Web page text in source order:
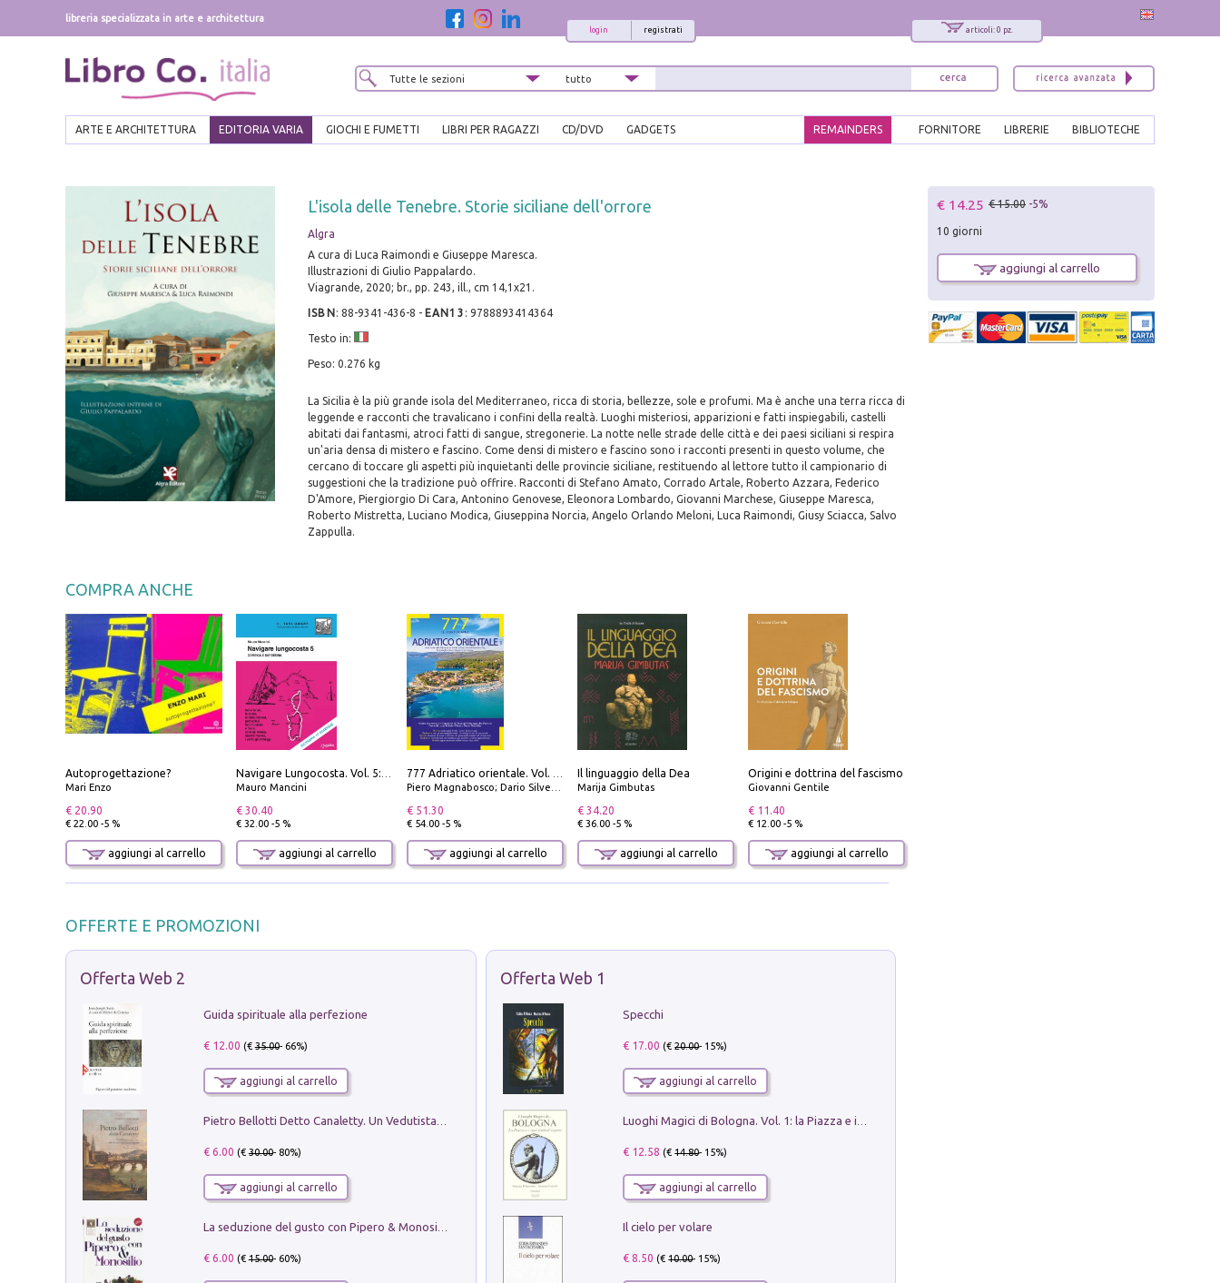
libreria specializzata in arte e architettura
articoli: 0 pz.
registrati
login
ARTE E ARCHITETTURA EDITORIA VARIA GIOCHI E FUMETTI LIBRI PER RAGAZZI CD/DVD GADGETS BIBLIOTECHE
LIBRERIE
FORNITORE
REMAINDERS
L'isola delle Tenebre. Storie siciliane dell'orrore
Algra
A cura di Luca Raimondi e Giuseppe Maresca.
Illustrazioni di Giulio Pappalardo.
Viagrande, 2020; br., pp. 243, ill., cm 14,1x21.
ISBN : 88-9341-436-8 - EAN13 : 9788893414364
Testo in:
Peso: 0.276 kg
La Sicilia è la più grande isola del Mediterraneo, ricca di storia, bellezze, sole e profumi. Ma è anche una terra ricca di
leggende e racconti che travalicano i confini della realtà. Luoghi misteriosi, apparizioni e fatti inspiegabili, castelli
abitati dai fantasmi, atroci fatti di sangue, stregonerie. La notte nelle strade delle città e dei paesi siciliani si respira
un'aria densa di mistero e fascino. Come densi di mistero e fascino sono i racconti presenti in questo volume, che
cercano di toccare gli aspetti più inquietanti delle provincie siciliane, restituendo al lettore tutto il campionario di
suggestioni che la tradizione può offrire. Racconti di Stefano Amato, Corrado Artale, Roberto Azzara, Federico
D'Amore, Piergiorgio Di Cara, Antonino Genovese, Eleonora Lombardo, Giovanni Marchese, Giuseppe Maresca,
Roberto Mistretta, Luciano Modica, Giuseppina Norcia, Angelo Orlando Meloni, Luca Raimondi, Giusy Sciacca, Salvo
Zappulla.
COMPRA ANCHE
Autoprogettazione?
Mari Enzo
€ 20.90
€ 22.00 -5 %
aggiungi al carrello
Mauro Mancini
€ 30.40
€ 32.00 -5 %
aggiungi al carrello
Piero Magnabosco; Dario Silvestro; Marco Sbrizzi
€ 51.30
€ 54.00 -5 %
aggiungi al carrello
Il linguaggio della Dea
Marija Gimbutas
€ 34.20
€ 36.00 -5 %
aggiungi al carrello
Origini e dottrina del fascismo
Giovanni Gentile
€ 11.40
€ 12.00 -5 %
aggiungi al carrello
OFFERTE E PROMOZIONI
Offerta Web 2
Guida spirituale alla perfezione
€ 12.00 (€35.00- 66%)
aggiungi al carrello
€ 6.00 (€30.00- 80%)
aggiungi al carrello
€ 6.00 (€15.00- 60%)
Offerta Web 1
Specchi
€ 17.00 (€20.00- 15%)
aggiungi al carrello
€ 12.58 (€14.80- 15%)
aggiungi al carrello
Il cielo per volare
€ 8.50 (€10.00- 15%)
€ 14.25 € 15.00 -5%
10 giorni
aggiungi al carrello
x
Interessato ai nostri libri?
Sarai informato delle nostre novità, potrai
comunque cancellarti quando desideri.
modulo di iscrizione